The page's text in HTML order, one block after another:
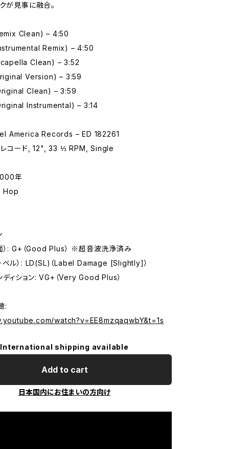
が見事に融合。
Clean) – 4:50
Remix) – 4:50
Clean) – 3:52
Version) – 3:59
Clean) – 3:59
Instrumental) – 3:14
America Records – ED 182261
レコード, 12", 33 ⅓ RPM, Single
年
Hop
）: G+（Good Plus） ※超音波洗浄済み
ベル）: LD(SL)（Label Damage [Slightly]）
ディション: VG+（Very Good Plus）
:
watch?v=EE8mzqaqwbY&t=1s
International shipping available
Add to cart
日本国内にお住まいの方向け